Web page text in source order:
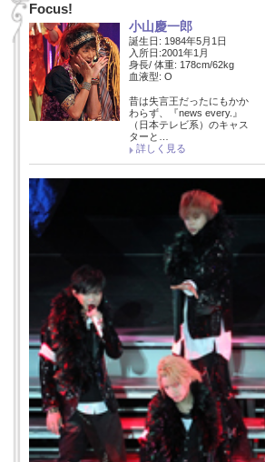
Focus!
小山慶一郎
誕生日: 1984年5月1日
入所日:2001年1月
身長/ 体重: 178cm/62kg
血液型: O
昔は失言王だったにもかか
わらず、『news every.』
（日本テレビ系）のキャス
ターと…
詳しく見る